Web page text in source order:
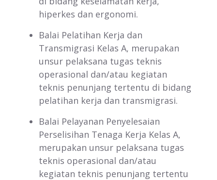
hiperkes dan ergonomi.
Balai Pelatihan Kerja dan
Transmigrasi Kelas A, merupakan
unsur pelaksana tugas teknis
operasional dan/atau kegiatan
teknis penunjang tertentu di bidang
pelatihan kerja dan transmigrasi.
Balai Pelayanan Penyelesaian
Perselisihan Tenaga Kerja Kelas A,
merupakan unsur pelaksana tugas
teknis operasional dan/atau
kegiatan teknis penunjang tertentu